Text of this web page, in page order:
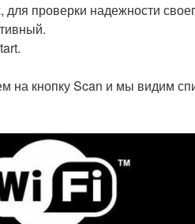
проверки надежности
кнопку Scan и мы видим